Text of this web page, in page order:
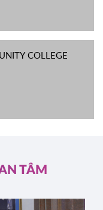
COLLEGE
TÂM